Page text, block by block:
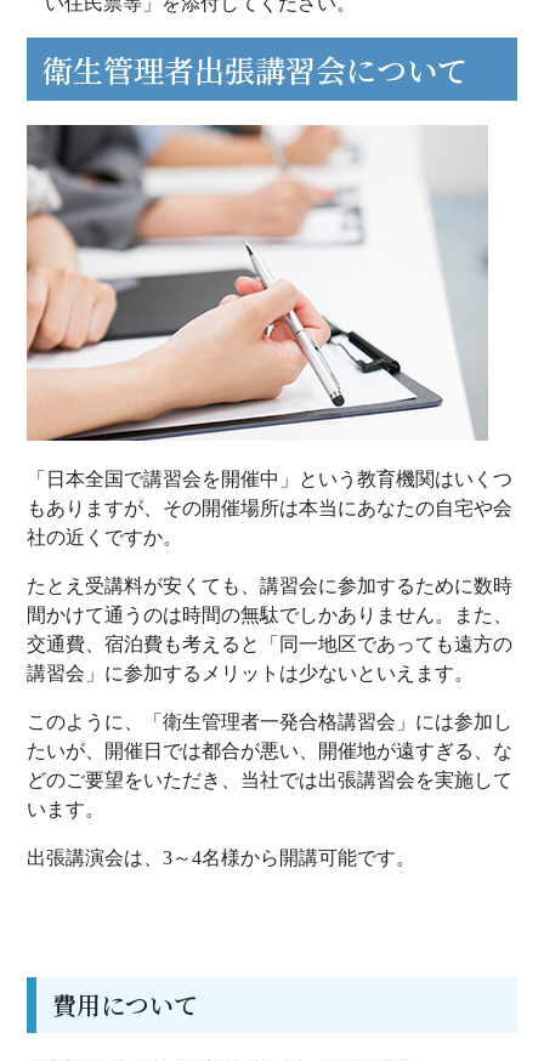
衛生管理者出張講習会について
「日本全国で講習会を開催中」という教育機関はいくつ
もありますが、その開催場所は本当にあなたの自宅や会
社の近くですか。
たとえ受講料が安くても、講習会に参加するために数時
間かけて通うのは時間の無駄でしかありません。また、
交通費、宿泊費も考えると「同一地区であっても遠方の
講習会」に参加するメリットは少ないといえます。
このように、「衛生管理者一発合格講習会」には参加し
たいが、開催日では都合が悪い、開催地が遠すぎる、な
どのご要望をいただき、当社では出張講習会を実施して
います。
出張講演会は、3～4名様から開講可能です。
費用について